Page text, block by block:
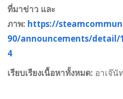
ที่มาข่าว และ
ภาพ: https://
90/announcements/detail/
4
เรียบเรียงเนื้อหาทั้งหมด: อาเจ๊นั